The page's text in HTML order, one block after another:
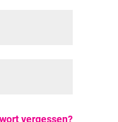
vergessen?